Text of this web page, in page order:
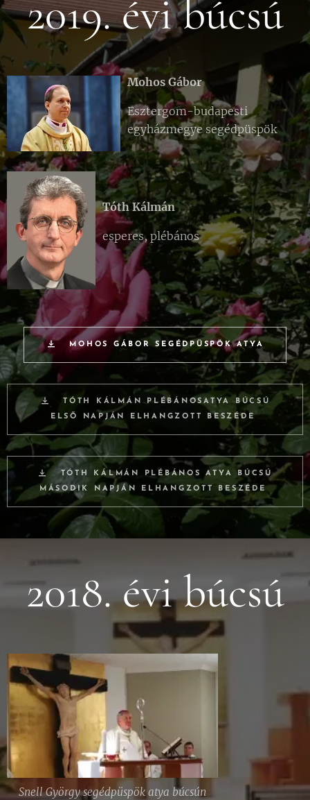
2019. évi búcsú
Mohos Gábor
Esztergom-budapesti
egyházmegye segédpüspök
Tóth Kálmán
esperes, plébános
MOHOS GÁBOR SEGÉDPÜSPÖK ATYA
TÓTH KÁLMÁN PLÉBÁNOSATYA BÚCSÚ
ELSŐ NAPJÁN ELHANGZOTT BESZÉDE
TÓTH KÁLMÁN PLÉBÁNOS ATYA BÚCSÚ
MÁSODIK NAPJÁN ELHANGZOTT BESZÉDE
2018. évi búcsú
Snell György segédpüspök atya búcsún